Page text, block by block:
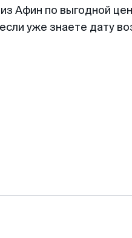
Афин по выгодной
уже знаете дату